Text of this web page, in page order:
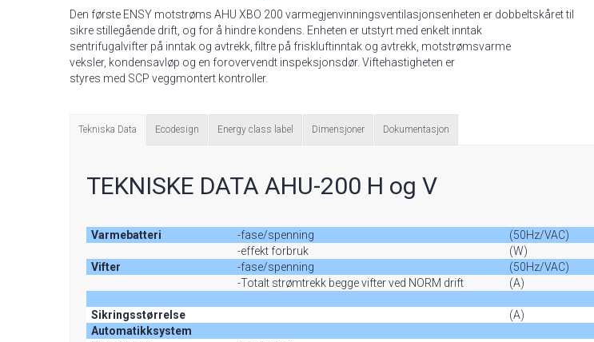
Den første ENSY motstrøms AHU XBO 200 varmegjenvinningsventilasjonsenheten er dobbeltskåret til
sikre stillegående drift, og for å hindre kondens. Enheten er utstyrt med enkelt inntak
sentrifugalvifter på inntak og avtrekk, filtre på friskluftinntak og avtrekk, motstrømsvarme
veksler, kondensavløp og en forovervendt inspeksjonsdør. Viftehastigheten er
styres med SCP veggmontert kontroller.
Tekniska Data Ecodesign Energy class label Dimensjoner Dokumentasjon
TEKNISKE DATA AHU-200 H og V
Varmebatteri -fase/spenning (50Hz/VAC)
-effekt forbruk
(W)
Vifter
-fase/spenning (50Hz/VAC)
-Totalt strømtrekk begge vifter ved NORM drift
(A)
Sikringsstørrelse (A)
Automatikksystem